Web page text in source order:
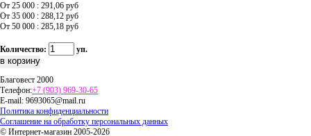
От 25 000 : 291,06 руб
От 35 000 : 288,12 руб
От 50 000 : 285,18 руб
Количество: уп.
Благовест 2000
Телефон:+7 (903) 969-30-65
E-mail: 9693065@mail.ru
Политика конфиденциальности
Соглашение на обработку персональных данных
© Интернет-магазин 2005-2026